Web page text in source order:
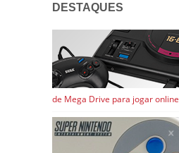
DESTAQUES
de Mega Drive para jogar online